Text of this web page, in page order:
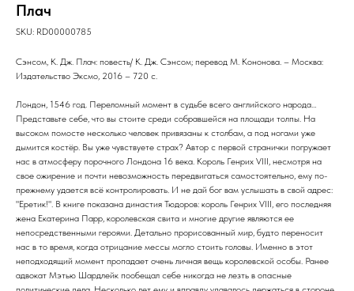
Плач
SKU: RD00000785
Сэнсом, К. Дж. Плач: повесть/ К. Дж. Сэнсом; перевод М. Кононова. – Москва:
Издательство Эксмо, 2016 – 720 с.
Лондон, 1546 год. Переломный момент в судьбе всего английского народа…
Представьте себе, что вы стоите среди собравшейся на площади толпы. На
высоком помосте несколько человек привязаны к столбам, а под ногами уже
дымится костёр. Вы уже чувствуете страх? Автор с первой странички погружает
нас в атмосферу порочного Лондона 16 века. Король Генрих VIII, несмотря на
свое ожирение и почти невозможность передвигаться самостоятельно, ему по-
прежнему удается всё контролировать. И не дай бог вам услышать в свой адрес:
"Еретик!". В книге показана династия Тюдоров: король Генрих VIII, его последняя
жена Екатерина Парр, королевская свита и многие другие являются ее
непосредственными героями. Детально прорисованный мир, будто переносит
нас в то время, когда отрицание мессы могло стоить головы. Именно в этот
неподходящий момент пропадает очень личная вещь королевской особы. Ранее
адвокат Мэтью Шардлейк пообещал себе никогда не лезть в опасные